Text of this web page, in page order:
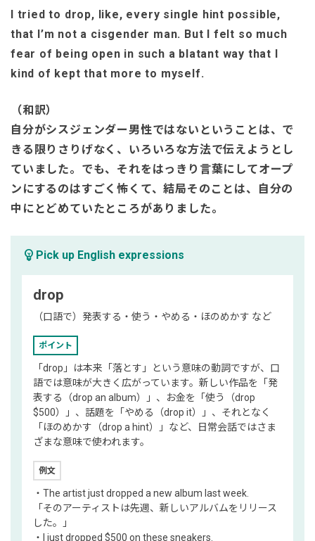
I tried to drop, like, every single hint possible,
that I’m not a cisgender man. But I felt so much
fear of being open in such a blatant way that I
kind of kept that more to myself.
（和訳）
自分がシスジェンダー男性ではないということは、で
きる限りさりげなく、いろいろな方法で伝えようとし
ていました。でも、それをはっきり言葉にしてオープ
ンにするのはすごく怖くて、結局そのことは、自分の
中にとどめていたところがありました。
emoji_objects Pick up English expressions
drop
（口語で）発表する・使う・やめる・ほのめかす など
ポイント
「drop」は本来「落とす」という意味の動詞ですが、口
語では意味が大きく広がっています。新しい作品を「発
表する（drop an album）」、お金を「使う（drop
$500）」、話題を「やめる（drop it）」、それとなく
「ほのめかす（drop a hint）」など、日常会話ではさま
ざまな意味で使われます。
例文
・The artist just dropped a new album last week.
「そのアーティストは先週、新しいアルバムをリリース
した。」
・I just dropped $500 on these sneakers.